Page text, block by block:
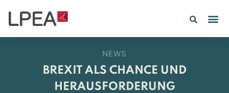
NEWS
BREXIT ALS CHANCE UND
HERAUSFORDERUNG